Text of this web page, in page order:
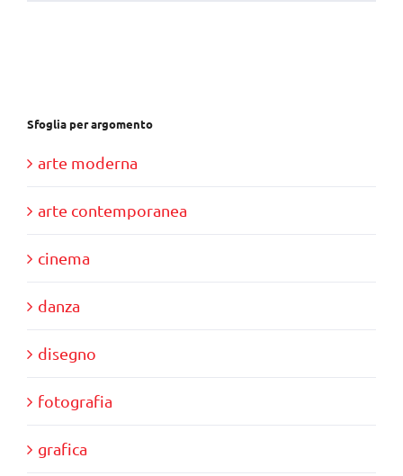
Sfoglia per argomento
arte moderna
arte contemporanea
cinema
danza
disegno
fotografia
grafica